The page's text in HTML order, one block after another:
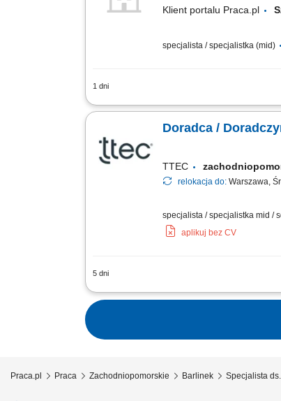
Klient portalu Praca.pl
specjalista / specjalistka (mid)
1 dni
Pozyskiwanie nowych
Doradca /
TTEC
relokacja do: Warszawa,
specjalista / specjalistka mid /
aplikuj bez CV
5 dni
Opis stanowiska
Praca.pl Praca Zachodniopomorskie Barlinek Specjalista